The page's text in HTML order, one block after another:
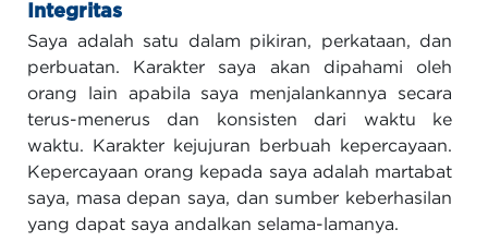
Integritas
Saya adalah satu dalam pikiran, perkataan, dan
perbuatan. Karakter saya akan dipahami oleh
orang lain apabila saya menjalankannya secara
terus-menerus dan konsisten dari waktu ke
waktu. Karakter kejujuran berbuah kepercayaan.
Kepercayaan orang kepada saya adalah martabat
saya, masa depan saya, dan sumber keberhasilan
yang dapat saya andalkan selama-lamanya.